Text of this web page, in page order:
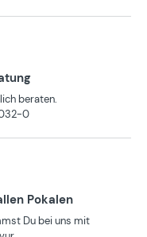
beraten.
0
Pokalen
Du bei uns mit